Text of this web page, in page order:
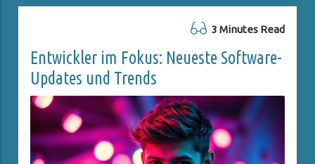
3 Minutes Read
Entwickler im Fokus: Neueste Software-
Updates und Trends